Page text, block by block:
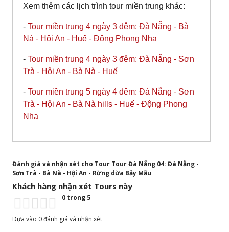
Xem thêm các lịch trình tour miền trung khác:
- Tour miền trung 4 ngày 3 đêm: Đà Nẵng - Bà
Nà - Hội An - Huế - Động Phong Nha
- Tour miền trung 4 ngày 3 đêm: Đà Nẵng - Sơn
Trà - Hội An - Bà Nà - Huế
- Tour miền trung 5 ngày 4 đêm: Đà Nẵng - Sơn
Trà - Hội An - Bà Nà hills - Huế - Động Phong
Nha
Đánh giá và nhận xét cho Tour Tour Đà Nẵng 04: Đà Nẵng -
Sơn Trà - Bà Nà - Hội An - Rừng dừa Bảy Mẫu
Khách hàng nhận xét Tours này
0 trong 5
Dựa vào 0 đánh giá và nhận xét